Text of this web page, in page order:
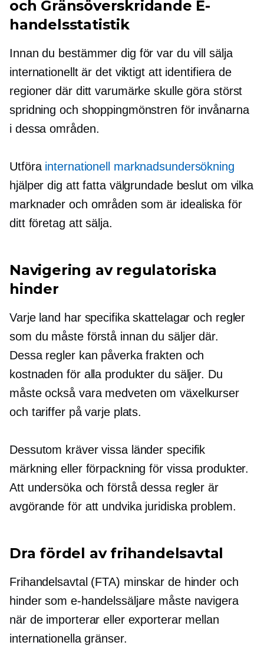
och Gränsöverskridande E-
handelsstatistik
Innan du bestämmer dig för var du vill sälja
internationellt är det viktigt att identifiera de
regioner där ditt varumärke skulle göra störst
spridning och shoppingmönstren för invånarna
i dessa områden.
Utföra internationell marknadsundersökning
hjälper dig att fatta välgrundade beslut om vilka
marknader och områden som är idealiska för
ditt företag att sälja.
Navigering av regulatoriska
hinder
Varje land har specifika skattelagar och regler
som du måste förstå innan du säljer där.
Dessa regler kan påverka frakten och
kostnaden för alla produkter du säljer. Du
måste också vara medveten om växelkurser
och tariffer på varje plats.
Dessutom kräver vissa länder specifik
märkning eller förpackning för vissa produkter.
Att undersöka och förstå dessa regler är
avgörande för att undvika juridiska problem.
Dra fördel av frihandelsavtal
Frihandelsavtal (FTA) minskar de hinder och
hinder som e-handelssäljare måste navigera
när de importerar eller exporterar mellan
internationella gränser.